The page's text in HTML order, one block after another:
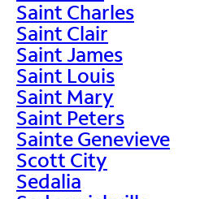
Saint Charles
Saint Clair
Saint James
Saint Louis
Saint Mary
Saint Peters
Sainte Genevieve
Scott City
Sedalia